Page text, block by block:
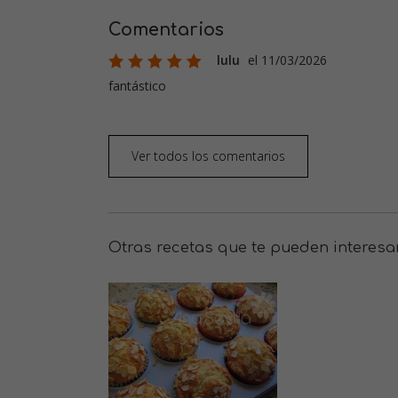
Comentarios
lulu el 11/03/2026
fantástico
Ver todos los comentarios
Otras recetas que te pueden